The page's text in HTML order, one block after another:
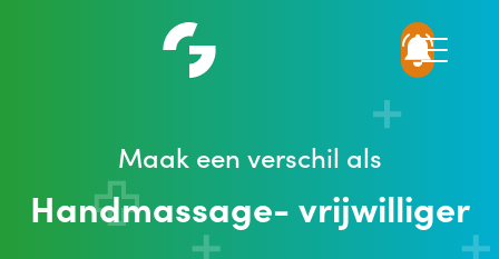
Maak een verschil als
Handmassage- vrijwilliger